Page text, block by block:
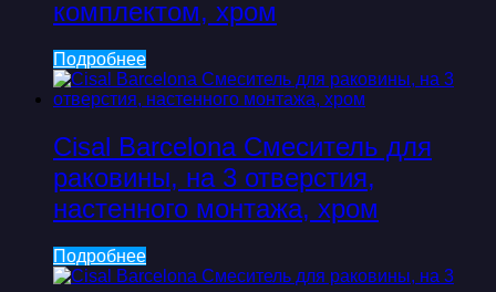
комплектом, хром
Подробнее
Cisal Barcelona Смеситель для
раковины, на 3 отверстия,
настенного монтажа, хром
Подробнее